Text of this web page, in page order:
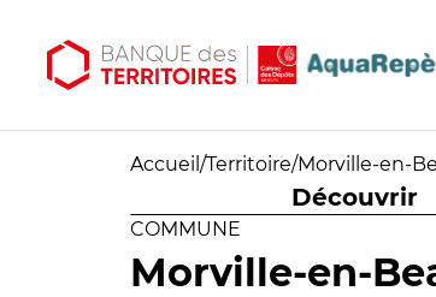
Accueil /Territoire/Morville-en-
Découvrir
COMMUNE
Morville-en-